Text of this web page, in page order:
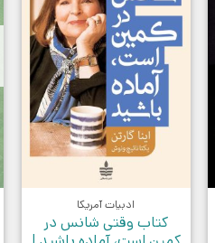
ادبیات آمریکا
کتاب وقتی شانس در